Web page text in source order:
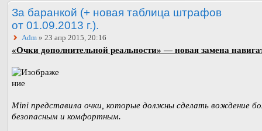
За баранкой (+ новая таблица штрафов
от 01.09.2013 г.).
Adm » 23 апр 2015, 20:16
«Очки дополнительной реальности» — новая замена
Mini представила очки, которые должны сделать вождение
безопасным и комфортным.